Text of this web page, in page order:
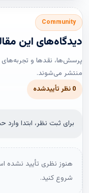
Community
دیدگاه‌های این
پرسش‌ها، نقدها و تجربه‌های
منتشر می‌شوند.
0 نظر تأییدشده
برای ثبت نظر، ابتدا
هنوز نظری تأیید نشده
شروع کنید.